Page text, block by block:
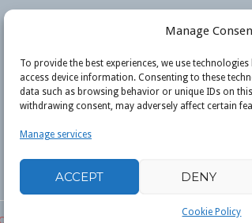
Manage
To provide the best experiences, we use
access device information. Consenting to these
data such as browsing behavior or unique IDs on
withdrawing consent, may adversely affect certain
Manage services
ACCEPT DENY
Cookie Policy